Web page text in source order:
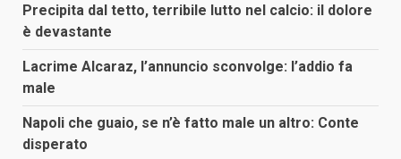
Precipita dal tetto, terribile lutto nel calcio: il dolore
è devastante
Lacrime Alcaraz, l’annuncio sconvolge: l’addio fa
male
Napoli che guaio, se n’è fatto male un altro: Conte
disperato